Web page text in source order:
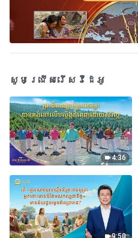
សូមជ្រើសរើសវីដេអូ
4:36
9:50